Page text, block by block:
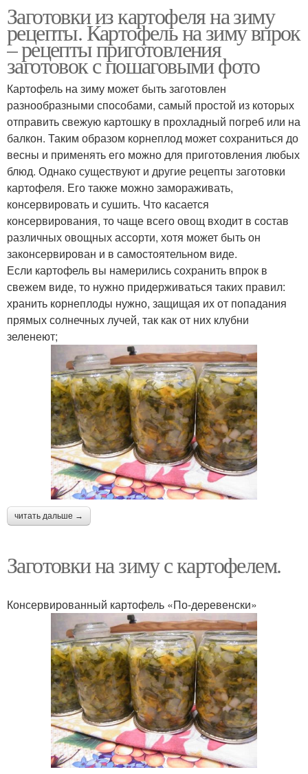
Заготовки из картофеля на зиму
рецепты. Картофель на зиму впрок
– рецепты приготовления
заготовок с пошаговыми фото
Картофель на зиму может быть заготовлен
разнообразными способами, самый простой из которых
отправить свежую картошку в прохладный погреб или на
балкон. Таким образом корнеплод может сохраниться до
весны и применять его можно для приготовления любых
блюд. Однако существуют и другие рецепты заготовки
картофеля. Его также можно замораживать,
консервировать и сушить. Что касается
консервирования, то чаще всего овощ входит в состав
различных овощных ассорти, хотя может быть он
законсервирован и в самостоятельном виде.
Если картофель вы намерились сохранить впрок в
свежем виде, то нужно придерживаться таких правил:
хранить корнеплоды нужно, защищая их от попадания
прямых солнечных лучей, так как от них клубни
зеленеют;
читать дальше →
Заготовки на зиму с картофелем.
Консервированный картофель «По-деревенски»